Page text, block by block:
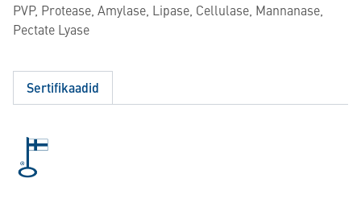
PVP, Protease, Amylase, Lipase, Cellulase, Mannanase,
Pectate Lyase
Sertifikaadid